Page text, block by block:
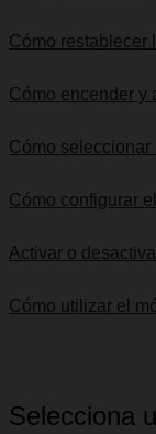
Cómo restablecer
Cómo encender y
Cómo seleccionar
Cómo configurar
Activar o
Cómo utilizar el
Selecciona